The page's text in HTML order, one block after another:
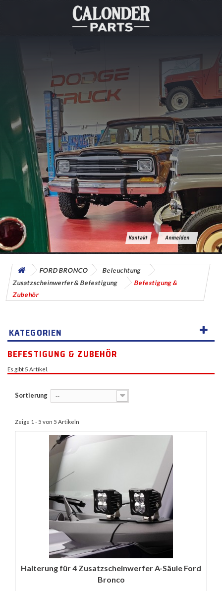
Anmelden
Kontakt
FORD BRONCO
Beleuchtung
Zusatzscheinwerfer & Befestigung
Befestigung &
Zubehör
KATEGORIEN
BEFESTIGUNG & ZUBEHÖR
Es gibt 5 Artikel.
Sortierung --
Zeige 1 - 5 von 5 Artikeln
Halterung für 4 Zusatzscheinwerfer A-Säule Ford
Bronco